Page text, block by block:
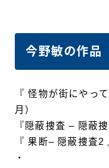
今野敏の作品
『 怪物が街にやっ
月）
『隠蔽捜査 – 隠蔽
『 果断– 隠蔽捜査2
・